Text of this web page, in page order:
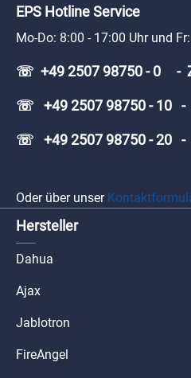
EPS Hotline Service
Mo-Do: 8:00 - 17:00 Uhr und
☏ +49 2507 98750 - 0 -
☏ +49 2507 98750 - 10 -
☏ +49 2507 98750 - 20 -
Oder über unser
Hersteller
Dahua
Ajax
Jablotron
FireAngel